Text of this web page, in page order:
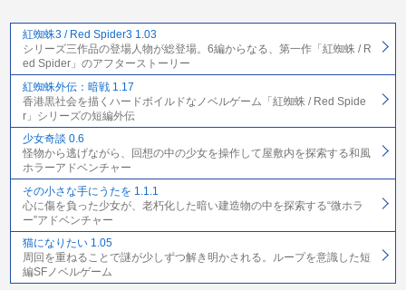
紅蜘蛛3 / Red Spider3 1.03
シリーズ三作品の登場人物が総登場。6編からなる、第一作「紅蜘蛛 / R
ed Spider」のアフターストーリー
紅蜘蛛外伝：暗戦 1.17
香港黒社会を描くハードボイルドなノベルゲーム「紅蜘蛛 / Red Spide
r」シリーズの短編外伝
少女奇談 0.6
怪物から逃げながら、回想の中の少女を操作して屋敷内を探索する和風
ホラーアドベンチャー
その小さな手にうたを 1.1.1
心に傷を負った少女が、老朽化した暗い建造物の中を探索する“微ホラ
ー”アドベンチャー
猫になりたい 1.05
周回を重ねることで謎が少しずつ解き明かされる。ループを意識した短
編SFノベルゲーム